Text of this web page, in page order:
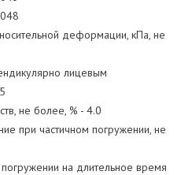
деформации, кПа, не
лицевым
не более, % - 4.0
при частичном погружении, не
на длительное время